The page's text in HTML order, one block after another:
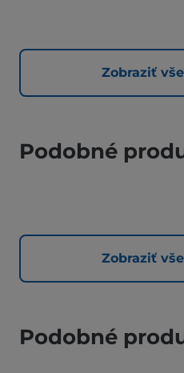
Zobraziť
Podobné
Zobraziť
Podobné